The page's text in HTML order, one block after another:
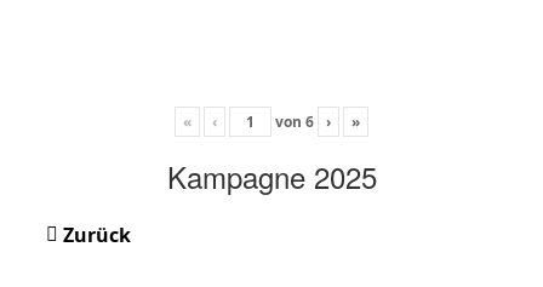
« ‹ von 6 › »
Kampagne 2025
Zurück